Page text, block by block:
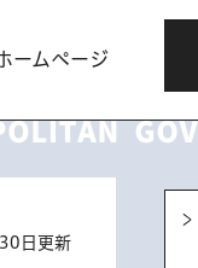
ームページ
日更新